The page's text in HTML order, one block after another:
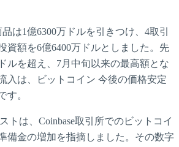
は1億6300万ドルを引きつけ、4取引
資額を6億6400万ドルとしました。先
ルを超え、7月中旬以来の最高額とな
入は、ビットコイン 今後の価格安定
す。
トは、Coinbase取引所でのビットコイ
備金の増加を指摘しました。その数字